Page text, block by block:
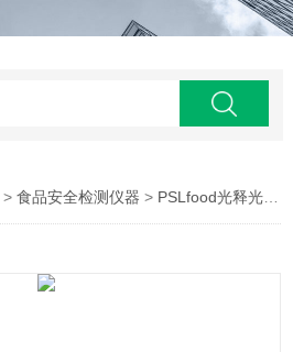
>食品安全检测仪器 > PSLfood光释光辐照食品检测